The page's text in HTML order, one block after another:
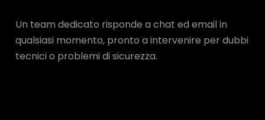
Un team dedicato risponde a chat ed email in
qualsiasi momento, pronto a intervenire per dubbi
tecnici o problemi di sicurezza.